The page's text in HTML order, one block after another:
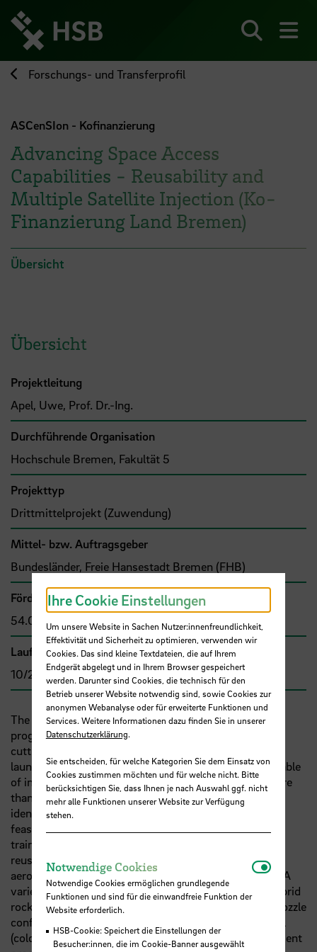
zum
Seiteninhalt
springen
Forschungs- und Transferprofil
ASCenSIon - Kofinanzierung
Advancing Space Access
Capabilities - Reusability and
Multiple Satellite Injection (Ko-
Finanzierung Land Bremen)
Übersicht
Übersicht
Projektleitung
Apel, Uwe, Prof. Dr.-Ing.
Durchführende Organisation
Hochschule Bremen, Fakultät 5
Projekttyp
Drittmittelprojekt (Zuwendung)
Mittel- bzw. Auftragsgeber
Bundesländer, Freie Hansestadt Bremen (FHB)
Förder- bzw. Auftragssumme
54.000,00 €
Laufzeit
10/2020 - 09/2023
The purpose of the ASCenSIon project is to develop a
programme that focuses on several specific areas of
cutting-edge space access research, particularly on
launcher systems that are (partially) reusable and capable
of injecting multiple payloads into multiple orbits. More
than providing design concepts, the network aims to
identify and advance critical technologies to prove a
feasibility of these concepts. Fields of research and
training include propulsion technologies and their
reusability; Guidance, Navigation and Control (GNC);
aero-thermo-dynamics of re-entry and safe disposal. A
variety of technologies will be advanced, including hybrid
rocket engines, electric pump feeding and advanced nozzle
configurations. Both com-putational and experimental
(cold-flow and hot fire) techniques will ensure an efficient
Ihre Cookie Einstellungen
Um unsere Website in Sachen Nutzer:innenfreundlichkeit,
Effektivität und Sicherheit zu optimieren, verwenden wir
Cookies. Das sind kleine Textdateien, die auf Ihrem
Endgerät abgelegt und in Ihrem Browser gespeichert
werden. Darunter sind Cookies, die technisch für den
Betrieb unserer Website notwendig sind, sowie Cookies zur
anonymen Webanalyse oder für erweiterte Funktionen und
Services. Weitere Informationen dazu finden Sie in unserer
Datenschutzerklärung.
Sie entscheiden, für welche Kategorien Sie dem Einsatz von
Cookies zustimmen möchten und für welche nicht. Bitte
berücksichtigen Sie, dass Ihnen je nach Auswahl ggf. nicht
mehr alle Funktionen unserer Website zur Verfügung
stehen.
Notwendige Cookies
Notwendige Cookies ermöglichen grundlegende
Funktionen und sind für die einwandfreie Funktion der
Website erforderlich.
HSB-Cookie: Speichert die Einstellungen der
Besucher:innen, die im Cookie-Banner ausgewählt